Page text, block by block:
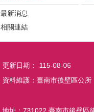
最新消息
相關連結
更新日期：
115-08-06
資料維護：臺南市後壁區公所